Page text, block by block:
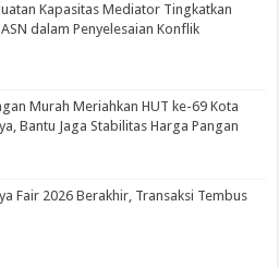
Kapasitas Mediator Tingkatkan
dalam Penyelesaian Konflik
Murah Meriahkan HUT ke-69 Kota
Bantu Jaga Stabilitas Harga Pangan
Fair 2026 Berakhir, Transaksi Tembus